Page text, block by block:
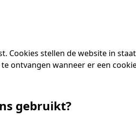
Cookies stellen de website in
ontvangen wanneer er een
gebruikt?